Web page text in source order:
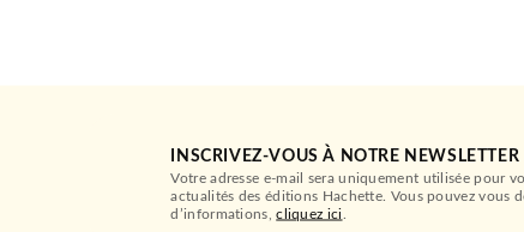
INSCRIVEZ-VOUS À NOTRE NEWSLETTER
Votre adresse e-mail sera uniquement utilisée pour
actualités des éditions Hachette. Vous pouvez vous
d’informations,cliquez ici